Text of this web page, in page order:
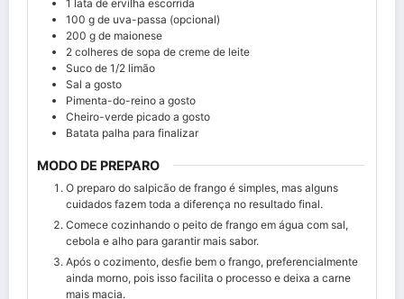
1 lata de ervilha escorrida
100 g de uva-passa (opcional)
200 g de maionese
2 colheres de sopa de creme de leite
Suco de 1/2 limão
Sal a gosto
Pimenta-do-reino a gosto
Cheiro-verde picado a gosto
Batata palha para finalizar
MODO DE PREPARO
O preparo do salpicão de frango é simples, mas alguns
cuidados fazem toda a diferença no resultado final.
Comece cozinhando o peito de frango em água com sal,
cebola e alho para garantir mais sabor.
Após o cozimento, desfie bem o frango, preferencialmente
ainda morno, pois isso facilita o processo e deixa a carne
mais macia.